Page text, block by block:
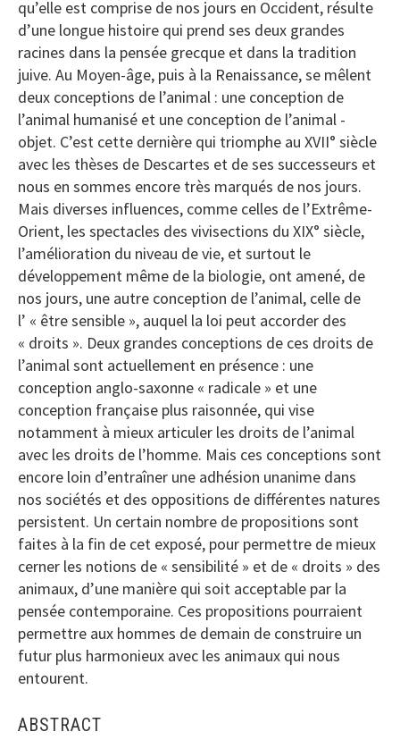
qu’elle est comprise de nos jours en Occident, résulte
d’une longue histoire qui prend ses deux grandes
racines dans la pensée grecque et dans la tradition
juive. Au Moyen-âge, puis à la Renaissance, se mêlent
deux conceptions de l’animal : une conception de
l’animal humanisé et une conception de l’animal -
objet. C’est cette dernière qui triomphe au XVII° siècle
avec les thèses de Descartes et de ses successeurs et
nous en sommes encore très marqués de nos jours.
Mais diverses influences, comme celles de l’Extrême-
Orient, les spectacles des vivisections du XIX° siècle,
l’amélioration du niveau de vie, et surtout le
développement même de la biologie, ont amené, de
nos jours, une autre conception de l’animal, celle de
l’ « être sensible », auquel la loi peut accorder des
« droits ». Deux grandes conceptions de ces droits de
l’animal sont actuellement en présence : une
conception anglo-saxonne « radicale » et une
conception française plus raisonnée, qui vise
notamment à mieux articuler les droits de l’animal
avec les droits de l’homme. Mais ces conceptions sont
encore loin d’entraîner une adhésion unanime dans
nos sociétés et des oppositions de différentes natures
persistent. Un certain nombre de propositions sont
faites à la fin de cet exposé, pour permettre de mieux
cerner les notions de « sensibilité » et de « droits » des
animaux, d’une manière qui soit acceptable par la
pensée contemporaine. Ces propositions pourraient
permettre aux hommes de demain de construire un
futur plus harmonieux avec les animaux qui nous
entourent.
ABSTRACT